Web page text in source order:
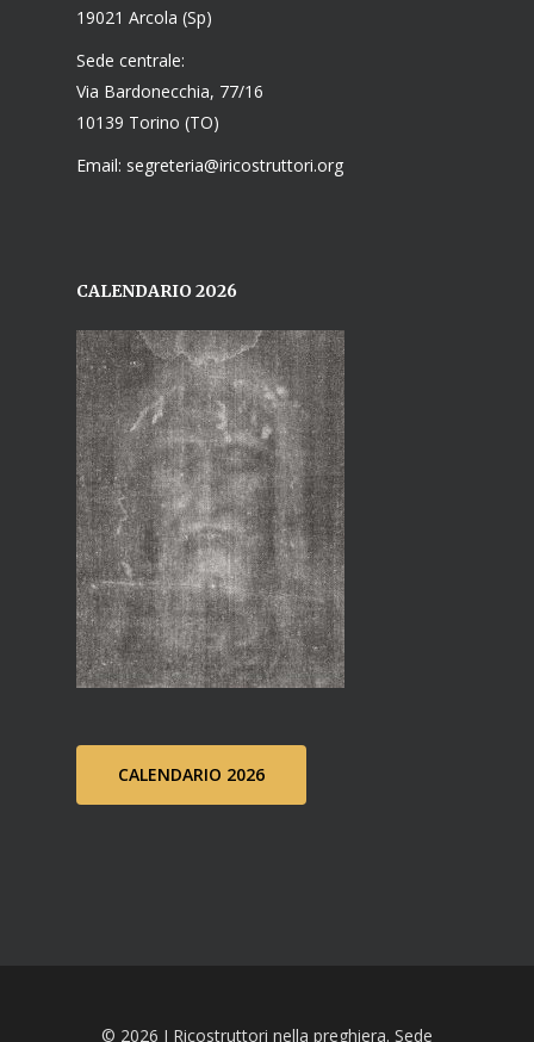
19021 Arcola (Sp)
Sede centrale:
Via Bardonecchia, 77/16
10139 Torino (TO)
Email: segreteria@iricostruttori.org
CALENDARIO 2026
CALENDARIO 2026
© 2026 I Ricostruttori nella preghiera. Sede